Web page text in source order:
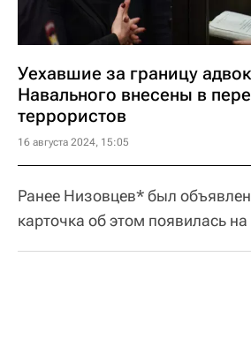
Уехавшие за границу
Навального внесены в
террористов
16 августа 2024, 15:05
Ранее Низовцев* был
карточка об этом появилась